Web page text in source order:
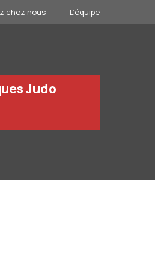
chez nous L’équipe
Judo